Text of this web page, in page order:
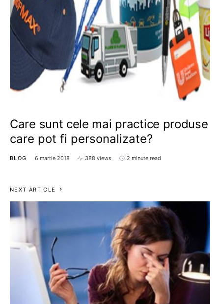
Care sunt cele mai practice produse
care pot fi personalizate?
BLOG 6 martie 2018 388 views 2 minute read
NEXT ARTICLE